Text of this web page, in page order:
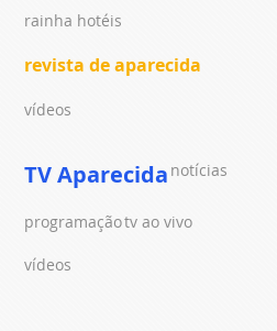
rainha hotéis
revista de aparecida
vídeos
TV Aparecida notícias
programaçãotv ao vivo
vídeos